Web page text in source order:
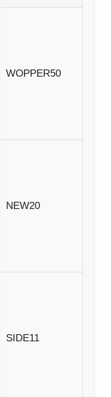
WOPPER50
NEW20
SIDE11